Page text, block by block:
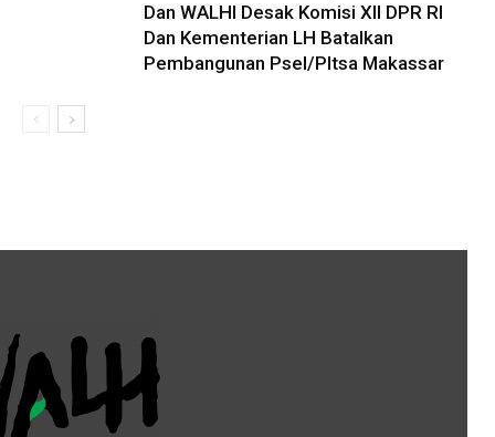
Dan WALHI Desak Komisi XII DPR RI
Dan Kementerian LH Batalkan
Pembangunan Psel/Pltsa Makassar